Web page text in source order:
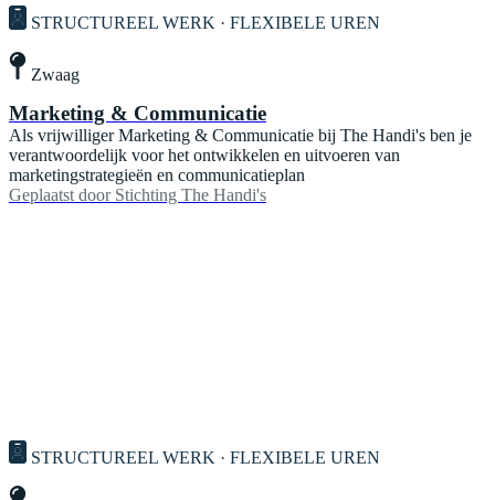
STRUCTUREEL WERK · FLEXIBELE UREN
Zwaag
Marketing & Communicatie
Als vrijwilliger Marketing & Communicatie bij The Handi's ben je
verantwoordelijk voor het ontwikkelen en uitvoeren van
marketingstrategieën en communicatieplan
Geplaatst door Stichting The Handi's
STRUCTUREEL WERK · FLEXIBELE UREN